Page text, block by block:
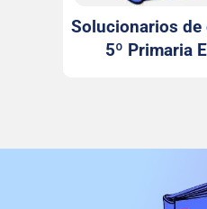
Solucionarios
5º Primaria